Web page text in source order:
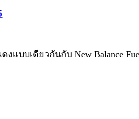
แบบเดียวกันกับ New Balance